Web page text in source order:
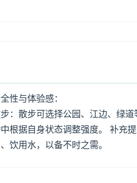
性与体验感：
：散步可选择公园、江边、绿
根据自身状态调整强度。 补充
饮用水，以备不时之需。